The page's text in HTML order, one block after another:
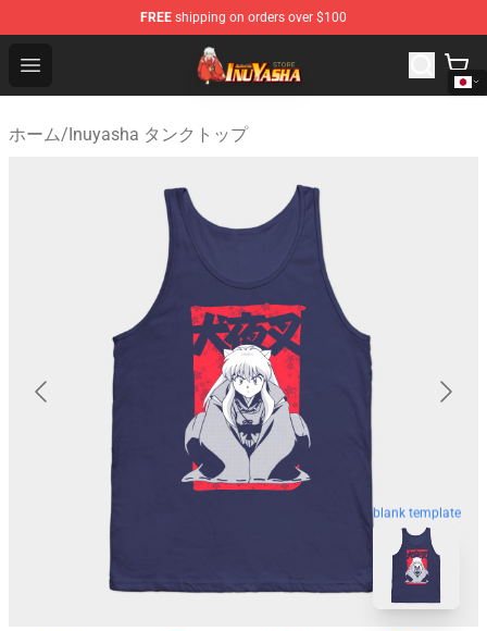
FREE shipping on orders over $100
Open menu
Inuyasha Store - Official Inuyasha Merchandise Shop
ホーム/Inuyasha タンクトップ
blank template